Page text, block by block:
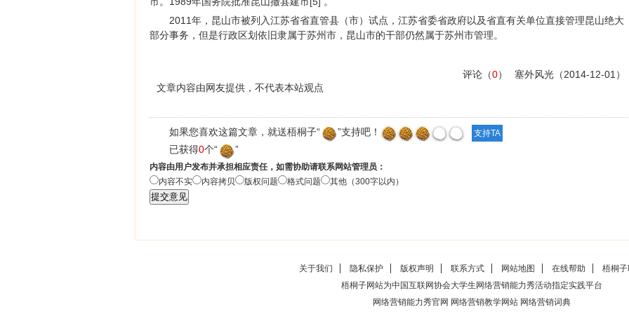
2011年，昆山市被列入江苏省省直管县（市）试点，江苏省委省政府以及省直有关单位直接管理昆山绝大
部分事务，但是行政区划依旧隶属于苏州市，昆山市的干部仍然属于苏州市管理。
塞外风光 （2014-12-01）
评论（0）
文章内容由网友提供，不代表本站观点
如果您喜欢这篇文章，就送梧桐子“
”支持吧！
已获得0个“ ”
内容由用户发布并承担相应责任，如需协助请联系网站管理员：
内容不实
内容拷贝 版权问题 格式问题 其他（300字以内）
关于我们 隐私保护 版权声明 联系方式 网站地图 在线帮助
梧桐
梧桐子网站为中国互联网协会大学生 网络营销能力秀活动指定实践平台
网络营销能力秀官网 网络营销教学网站 网络营销词典